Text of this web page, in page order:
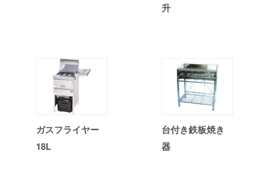
升
ガスフライヤー
18L
台付き鉄板焼き
器